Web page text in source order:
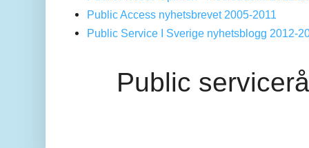
Public Access nyhetsbrevet 2005-2011
Public Service I Sverige nyhetsblogg 2012-
Public